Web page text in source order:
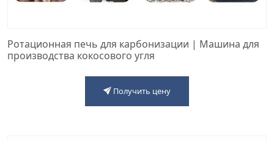
Ротационная печь для карбонизации | Машина для
производства кокосового угля
Получить цену